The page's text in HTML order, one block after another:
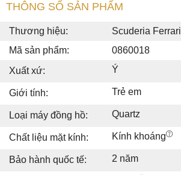
THÔNG SỐ SẢN PHẨM
Thương hiệu:
Scuderia Ferrari
Mã sản phẩm:
0860018
Xuất xứ:
Ý
Giới tính: Trẻ em
Loại máy đồng hồ: Quartz
Chất liệu mặt kính: Kính khoáng
Bảo hành quốc tế: 2 năm